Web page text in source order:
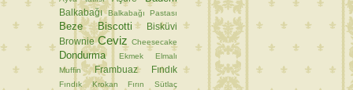
Balkabağı Balkabağı Pastası
Beze Biscotti
Bisküvi
Brownie Ceviz Cheesecake
Dondurma Ekmek
Elmalı
Muffin
Frambuaz Fındık
Fındık Krokan
Fırın Sütlaç